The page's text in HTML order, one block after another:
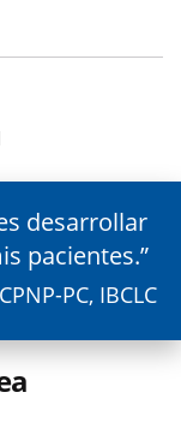
desarrollar
pacientes.
PC, IBCLC